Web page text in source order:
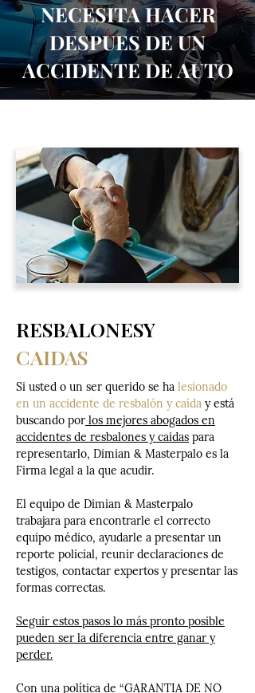
NECESITA HACER
DESPUES DE UN
ACCIDENTE DE AUTO
RESBALONESY
CAIDAS
Si usted o un ser querido se ha lesionado
en un accidente de resbalón y caída y está
buscando por los mejores abogados en
accidentes de resbalones y caidas para
representarlo, Dimian & Masterpalo es la
Firma legal a la que acudir.
El equipo de Dimian & Masterpalo
trabajara para encontrarle el correcto
equipo médico, ayudarle a presentar un
reporte policial, reunir declaraciones de
testigos, contactar expertos y presentar las
formas correctas.
Seguir estos pasos lo más pronto posible
pueden ser la diferencia entre ganar y
perder.
Con una política de “GARANTIA DE NO